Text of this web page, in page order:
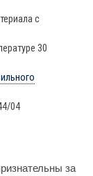
с
30
04
за